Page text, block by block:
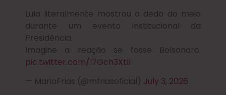
Lula literalmente mostrou o dedo do meio
durante um evento institucional da
Presidência.
Imagine a reação se fosse Bolsonaro.
pic.twitter.com/I7Gch3XtlI
— MarioFrias (@mfriasoficial) July 3, 2026